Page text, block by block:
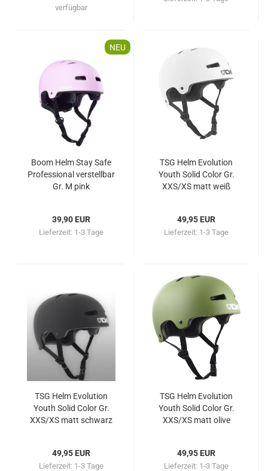
verfügbar
NEU
Boom Helm Stay Safe
Professional verstellbar
Gr. M pink
39,90 EUR
Lieferzeit: 1-3 Tage
TSG Helm Evolution
Youth Solid Color Gr.
XXS/XS matt weiß
49,95 EUR
Lieferzeit: 1-3 Tage
TSG Helm Evolution
Youth Solid Color Gr.
XXS/XS matt schwarz
49,95 EUR
Lieferzeit: 1-3 Tage
TSG Helm Evolution
Youth Solid Color Gr.
XXS/XS matt olive
49,95 EUR
Lieferzeit: 1-3 Tage